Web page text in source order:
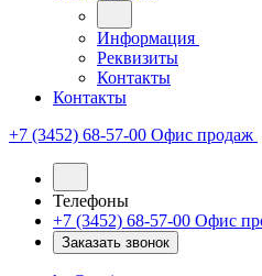
Информация
Реквизиты
Контакты
Контакты
+7 (3452) 68-57-00 Офис продаж
Телефоны
+7 (3452) 68-57-00 Офис
Заказать звонок